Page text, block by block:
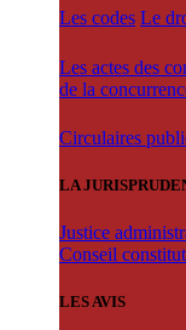
Les codes Le
Les actes des
de la
Circulaires
LA
Justice
Conseil
LES AVIS